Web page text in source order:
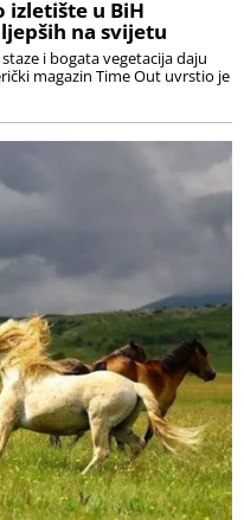
izletište u BiH
na svijetu
i bogata vegetacija daju
magazin Time Out uvrstio je